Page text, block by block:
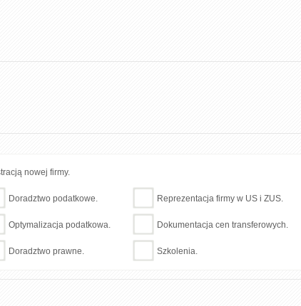
nowej firmy.
Doradztwo podatkowe. Reprezentacja firmy w US i ZUS.
Optymalizacja podatkowa. Dokumentacja cen transferowych.
Doradztwo prawne. Szkolenia.